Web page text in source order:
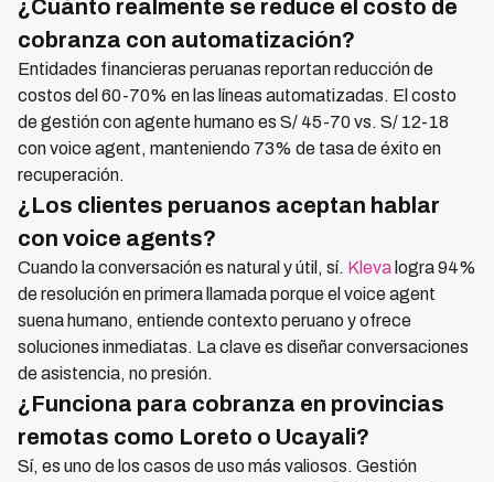
¿Cuánto realmente se reduce el costo de
cobranza con automatización?
Entidades financieras peruanas reportan reducción de
costos del 60-70% en las líneas automatizadas. El costo
de gestión con agente humano es S/ 45-70 vs. S/ 12-18
con voice agent, manteniendo 73% de tasa de éxito en
recuperación.
¿Los clientes peruanos aceptan hablar
con voice agents?
Cuando la conversación es natural y útil, sí. Kleva logra 94%
de resolución en primera llamada porque el voice agent
suena humano, entiende contexto peruano y ofrece
soluciones inmediatas. La clave es diseñar conversaciones
de asistencia, no presión.
¿Funciona para cobranza en provincias
remotas como Loreto o Ucayali?
Sí, es uno de los casos de uso más valiosos. Gestión